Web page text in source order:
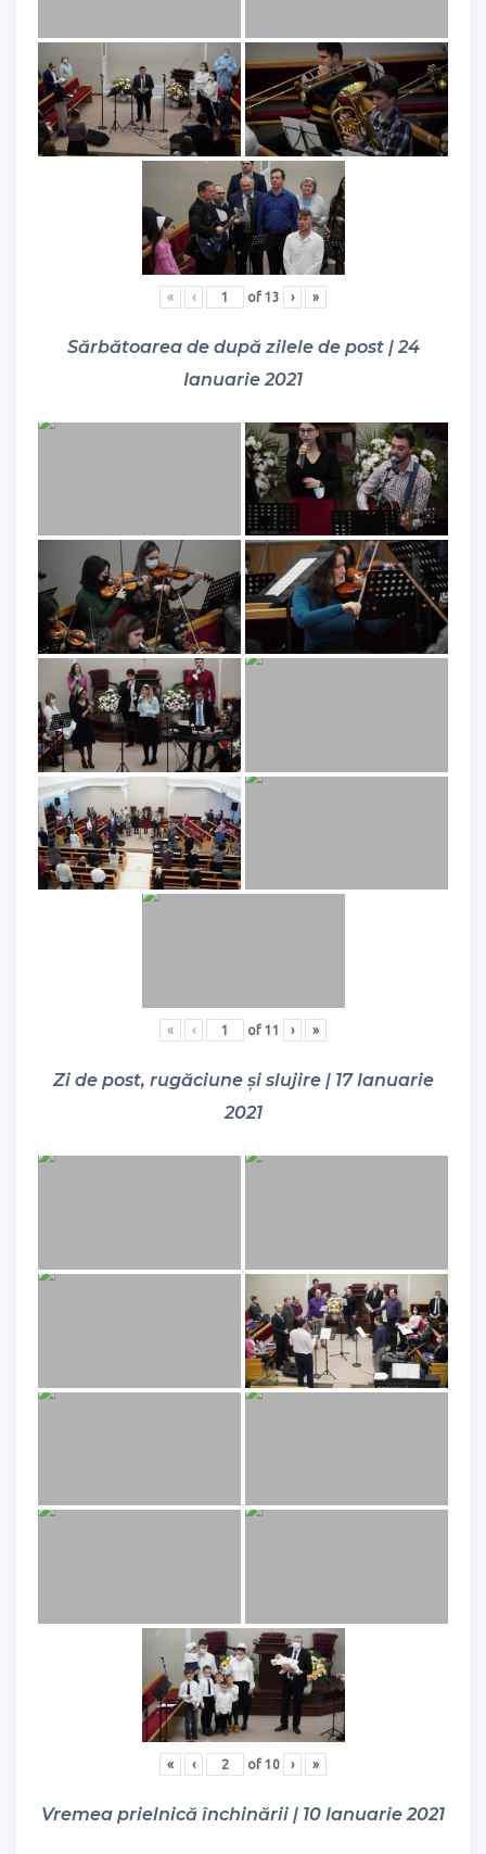
« ‹ of 13 › »
Sărbătoarea de după zilele de post | 24
Ianuarie 2021
« ‹ of 11 › »
Zi de post, rugăciune și slujire | 17 Ianuarie
2021
« ‹ of 10 › »
Vremea prielnică închinării | 10 Ianuarie 2021